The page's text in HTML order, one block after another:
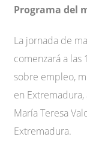
Programa del
La jornada de
comenzará a las
sobre empleo,
en Extremadura,
María Teresa
Extremadura.